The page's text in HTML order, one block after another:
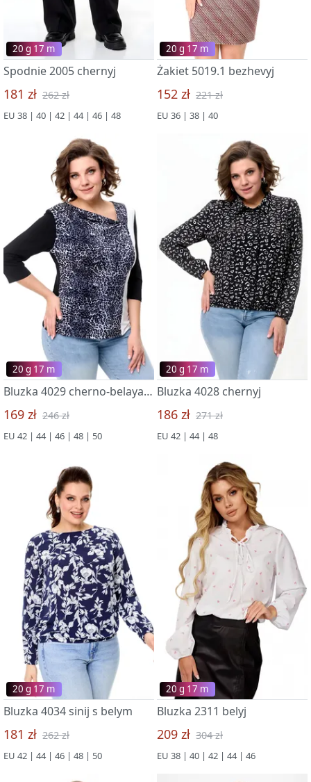
20 g 17 m
Spodnie 2005 chernyj
181 zł 262 zł
EU 38 | 40 | 42 | 44 | 46 | 48
20 g 17 m
Żakiet 5019.1 bezhevyj
152 zł 221 zł
EU 36 | 38 | 40
20 g 17 m
Bluzka 4029 cherno-belaya s printom
169 zł 246 zł
EU 42 | 44 | 46 | 48 | 50
20 g 17 m
Bluzka 4028 chernyj
186 zł 271 zł
EU 42 | 44 | 48
20 g 17 m
Bluzka 4034 sinij s belym
181 zł 262 zł
EU 42 | 44 | 46 | 48 | 50
20 g 17 m
Bluzka 2311 belyj
209 zł 304 zł
EU 38 | 40 | 42 | 44 | 46